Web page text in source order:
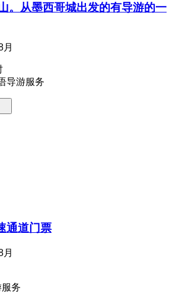
。从墨西哥城出发的有导游的一
导游服务
通道门票
务